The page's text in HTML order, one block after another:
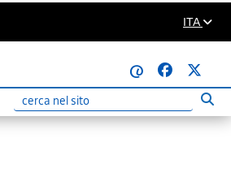
ITA
@
Ricerca